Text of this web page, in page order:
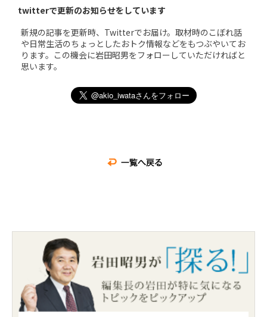
twitterで更新のお知らせをしています
新規の記事を更新時、Twitterでお届け。取材時のこぼれ話
や日常生活のちょっとしたおトク情報などをもつぶやいてお
ります。この機会に岩田昭男をフォローしていただければと
思います。